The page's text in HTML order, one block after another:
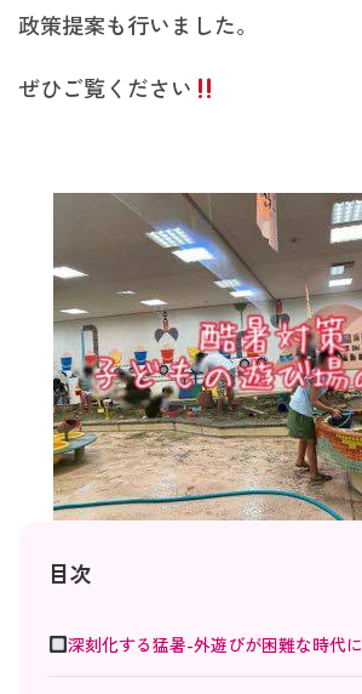
政策提案も行いました。
ぜひご覧ください
目次
深刻化する猛暑-外遊びが困難な時代に